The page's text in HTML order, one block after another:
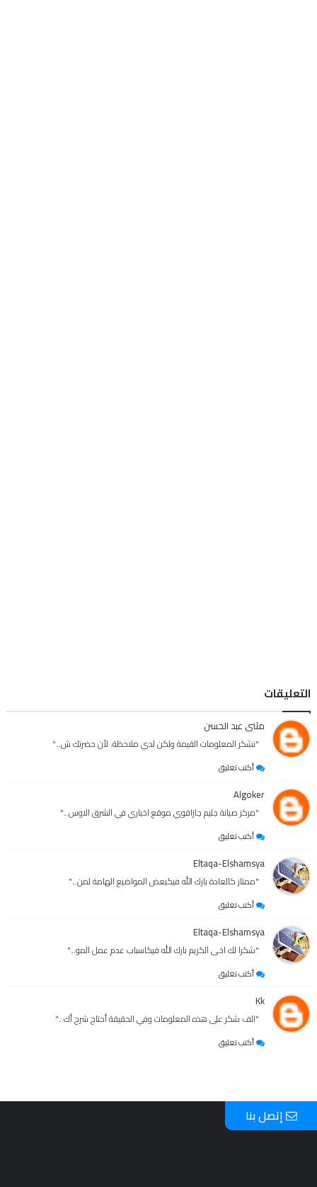
التعليقات
مثنى عبد الحسن
"نشكر المعلومات القيمة ولكن لدي ملاحظة. لأن حضرتك ش..."
أكتب تعليق
Algoker
"مركز صيانة جليم جازاقوي موقع اخباري في الشرق الاوس..."
أكتب تعليق
Eltaqa-Elshamsya
"ممتاز كالعادة بارك الله فيكبعض المواضيع الهامة لمن..."
أكتب تعليق
Eltaqa-Elshamsya
"شكرا لك اخى الكريم بارك الله فيكاسباب عدم عمل المو..."
أكتب تعليق
Kk
"الف شكر على هذه المعلومات وفي الحقيقة أحتاج شرح أك..."
أكتب تعليق
إتصل بنا